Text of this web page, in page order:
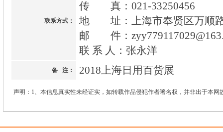
联系方式：
传 真：021-33250456
地 址：上海市奉贤区万顺
邮 件：
联 系 人：张永洋
备 注： 2018上海日用百货展
声明：1、本信息真实性未经证实，如转载作品侵犯作者署名权，并非出于本